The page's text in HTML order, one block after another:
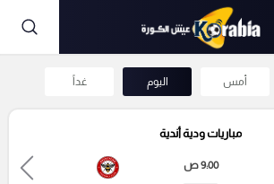
أمس اليوم غداً
مباريات ودية أندية
9:00 ص